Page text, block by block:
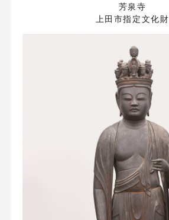
芳泉寺
上田市指定文化財